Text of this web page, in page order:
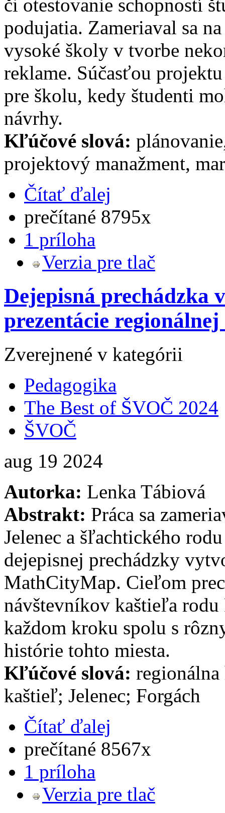
či otestovanie schopností
podujatia. Zameriaval sa
vysoké školy v tvorbe
reklame. Súčasťou
pre školu, kedy študenti
návrhy.
Kľúčové slová:
projektový manažment,
Čítať ďalej
prečítané 8795x
1 príloha
Verzia pre tlač
Dejepisná prechádzka
prezentácie
Zverejnené v kategórii
Pedagogika
The Best of ŠVOČ 2024
ŠVOČ
aug 19 2024
Autorka: Lenka Tábiová
Abstrakt: Práca sa
Jelenec a šľachtického
dejepisnej prechádzky
MathCityMap. Cieľom
návštevníkov kaštieľa
každom kroku spolu s
histórie tohto miesta.
Kľúčové slová: regionálna
kaštieľ; Jelenec; Forgách
Čítať ďalej
prečítané 8567x
1 príloha
Verzia pre tlač